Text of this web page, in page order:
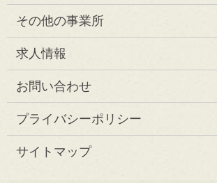
その他の事業所
求人情報
お問い合わせ
プライバシーポリシー
サイトマップ